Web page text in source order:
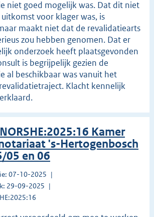
niet goed mogelijk was. Dat dit niet
voor klager was, is
maakt niet dat de revalidatiearts
zou hebben genomen. Dat er
onderzoek heeft plaatsgevonden
is begrijpelijk gezien de
al beschikbaar was vanuit het
Klacht kennelijk
Kamer
's-Hertogenbosch
05 en 06
07-10-2025
29-09-2025